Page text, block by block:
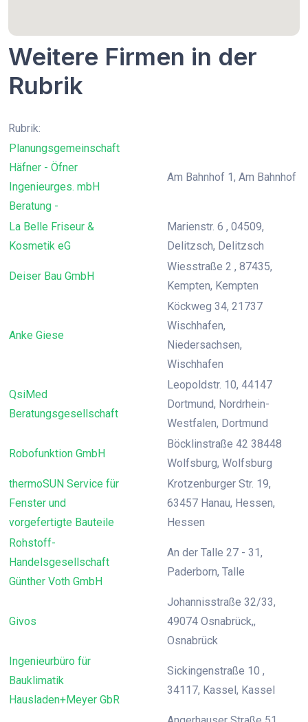
Weitere Firmen in der
Rubrik
Rubrik:
Planungsgemeinschaft
Häfner - Öfner
Ingenieurges. mbH
Beratung -
Am Bahnhof 1, Am Bahnhof
La Belle Friseur &
Kosmetik eG
Marienstr. 6 , 04509,
Delitzsch, Delitzsch
Deiser Bau GmbH
Wiesstraße 2 , 87435,
Kempten, Kempten
Anke Giese
Köckweg 34, 21737
Wischhafen,
Niedersachsen,
Wischhafen
QsiMed
Beratungsgesellschaft
Leopoldstr. 10, 44147
Dortmund, Nordrhein-
Westfalen, Dortmund
Robofunktion GmbH
Böcklinstraße 42 38448
Wolfsburg, Wolfsburg
thermoSUN Service für
Fenster und
vorgefertigte Bauteile
Krotzenburger Str. 19,
63457 Hanau, Hessen,
Hessen
Rohstoff-
Handelsgesellschaft
Günther Voth GmbH
An der Talle 27 - 31,
Paderborn, Talle
Givos
Johannisstraße 32/33,
49074 Osnabrück,,
Osnabrück
Ingenieurbüro für
Bauklimatik
Hausladen+Meyer GbR
Sickingenstraße 10 ,
34117, Kassel, Kassel